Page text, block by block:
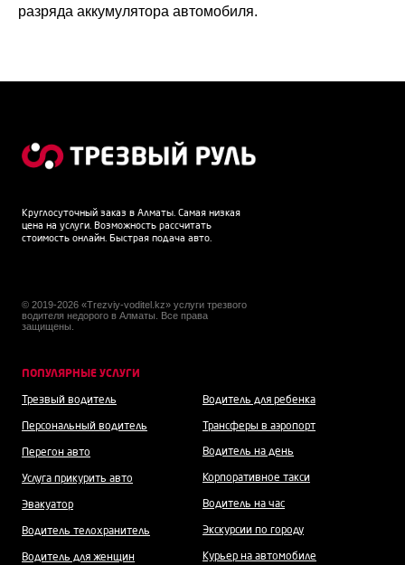
разряда аккумулятора автомобиля.
Круглосуточный заказ в Алматы. Самая низкая
цена на услуги. Возможность рассчитать
стоимость онлайн. Быстрая подача авто.
© 2019-2026 «Trezviy-voditel.kz» услуги трезвого
водителя недорого в Алматы. Все права
защищены.
ПОПУЛЯРНЫЕ УСЛУГИ
Трезвый водитель
Персональный водитель
Перегон авто
Услуга прикурить авто
Эвакуатор
Водитель телохранитель
Водитель для женщин
Водитель для ребенка
Трансферы в аэропорт
Водитель на день
Корпоративное такси
Водитель на час
Экскурсии по городу
Курьер на автомобиле